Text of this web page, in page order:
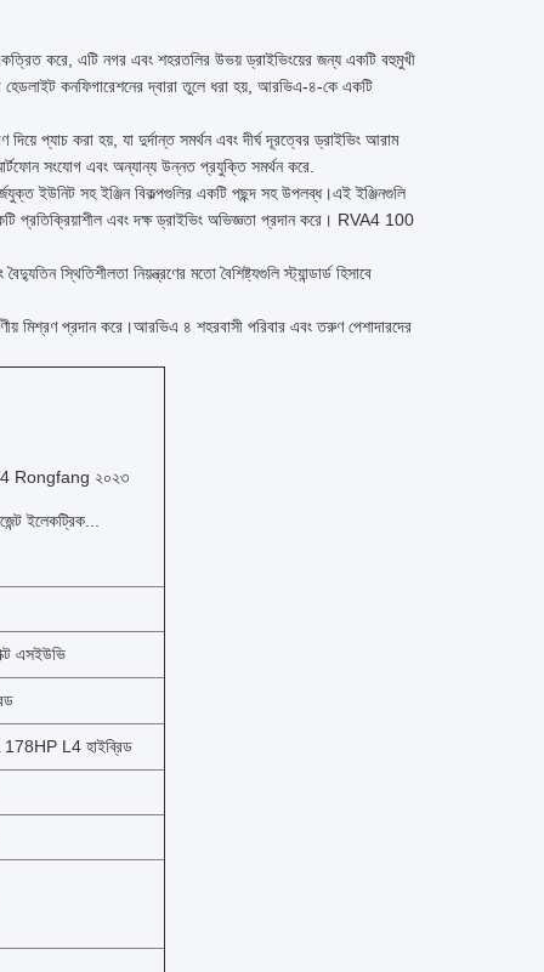
করে, এটি নগর এবং শহরতলির উভয় ড্রাইভিংয়ের জন্য একটি বহুমুখী
হেডলাইট কনফিগারেশনের দ্বারা তুলে ধরা হয়, আরভিএ-৪-কে একটি
প্যাচ করা হয়, যা দুর্দান্ত সমর্থন এবং দীর্ঘ দূরত্বের ড্রাইভিং আরাম
সংযোগ এবং অন্যান্য উন্নত প্রযুক্তি সমর্থন করে.
ইউনিট সহ ইঞ্জিন বিকল্পগুলির একটি পছন্দ সহ উপলব্ধ।এই ইঞ্জিনগুলি
প্রতিক্রিয়াশীল এবং দক্ষ ড্রাইভিং অভিজ্ঞতা প্রদান করে। RVA4 100
স্থিতিশীলতা নিয়ন্ত্রণের মতো বৈশিষ্ট্যগুলি স্ট্যান্ডার্ড হিসাবে
মিশ্রণ প্রদান করে।আরভিএ ৪ শহরবাসী পরিবার এবং তরুণ পেশাদারদের
Rongfang ২০২৩
ইলেকট্রিক...
এসইউভি
L4 হাইব্রিড